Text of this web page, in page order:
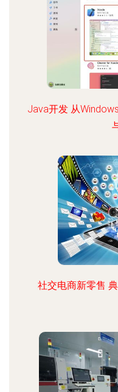
Java开发 从
社交电商新零售